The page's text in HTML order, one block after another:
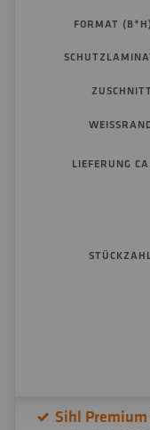
FORMAT (B*H)
WEISSRAND
LIEFERUNG
Sihl